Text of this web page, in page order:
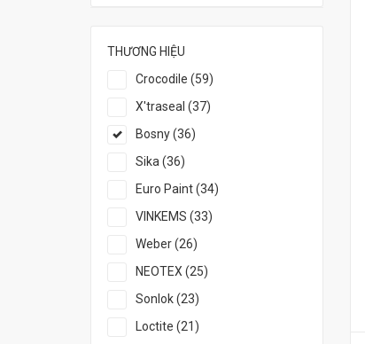
THƯƠNG HIỆU
Crocodile (59)
X'traseal (37)
Bosny (36)
Sika (36)
Euro Paint (34)
VINKEMS (33)
Weber (26)
NEOTEX (25)
Sonlok (23)
Loctite (21)